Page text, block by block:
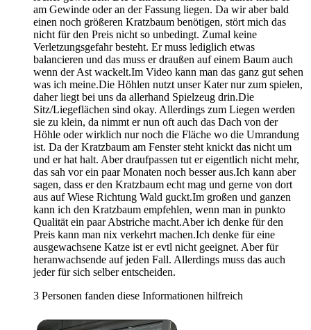
am Gewinde oder an der Fassung liegen. Da wir aber bald
einen noch größeren Kratzbaum benötigen, stört mich das
nicht für den Preis nicht so unbedingt. Zumal keine
Verletzungsgefahr besteht. Er muss lediglich etwas
balancieren und das muss er draußen auf einem Baum auch
wenn der Ast wackelt.Im Video kann man das ganz gut sehen
was ich meine.Die Höhlen nutzt unser Kater nur zum spielen,
daher liegt bei uns da allerhand Spielzeug drin.Die
Sitz/Liegeflächen sind okay. Allerdings zum Liegen werden
sie zu klein, da nimmt er nun oft auch das Dach von der
Höhle oder wirklich nur noch die Fläche wo die Umrandung
ist. Da der Kratzbaum am Fenster steht knickt das nicht um
und er hat halt. Aber draufpassen tut er eigentlich nicht mehr,
das sah vor ein paar Monaten noch besser aus.Ich kann aber
sagen, dass er den Kratzbaum echt mag und gerne von dort
aus auf Wiese Richtung Wald guckt.Im großen und ganzen
kann ich den Kratzbaum empfehlen, wenn man in punkto
Qualität ein paar Abstriche macht.Aber ich denke für den
Preis kann man nix verkehrt machen.Ich denke für eine
ausgewachsene Katze ist er evtl nicht geeignet. Aber für
heranwachsende auf jeden Fall. Allerdings muss das auch
jeder für sich selber entscheiden.
3 Personen fanden diese Informationen hilfreich